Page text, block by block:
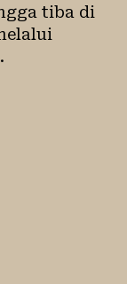
tiba di